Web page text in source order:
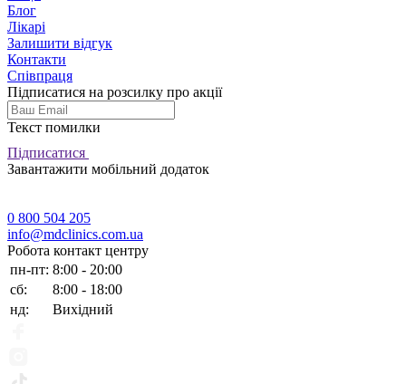
Блог
Лікарі
Залишити відгук
Контакти
Співпраця
Підписатися на розсилку про акції
Текст помилки
Підписатися
Завантажити мобільний додаток
0 800 504 205
info@mdclinics.com.ua
Робота контакт центру
пн-пт: 8:00 - 20:00
сб:
8:00 - 18:00
нд:
Вихідний